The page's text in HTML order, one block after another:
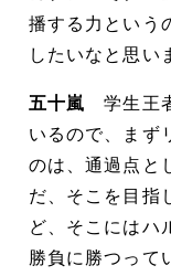
播する力という
したいなと思い
五十嵐 学生王
いるので、まず
のは、通過点と
だ、そこを目指
ど、そこにはハ
勝負に勝つって